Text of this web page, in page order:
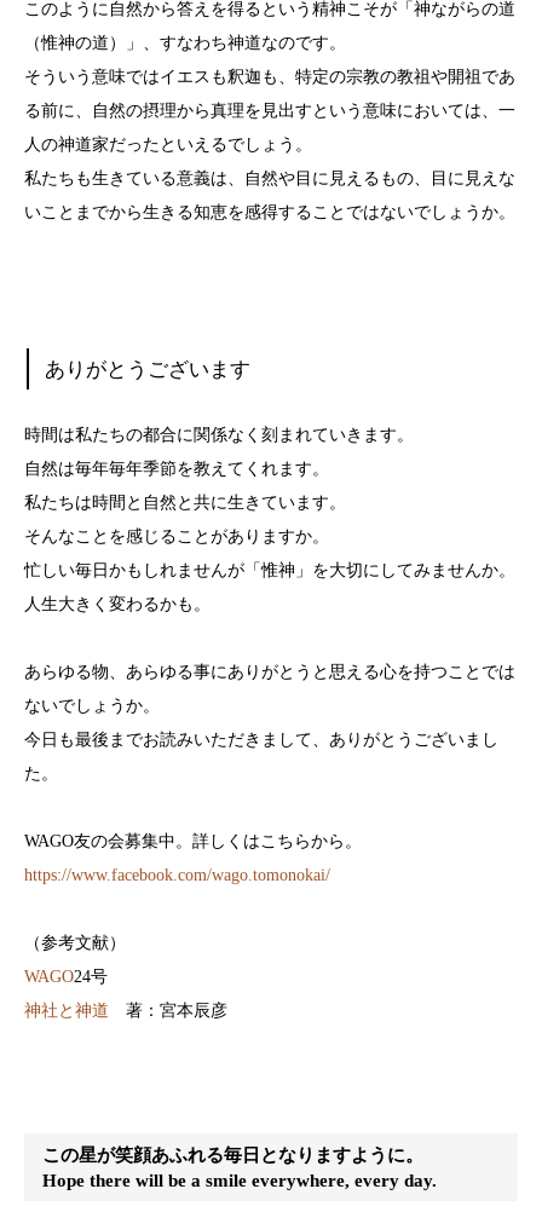
このように自然から答えを得るという精神こそが「神ながらの道
（惟神の道）」、すなわち神道なのです。
そういう意味ではイエスも釈迦も、特定の宗教の教祖や開祖であ
る前に、自然の摂理から真理を見出すという意味においては、一
人の神道家だったといえるでしょう。
私たちも生きている意義は、自然や目に見えるもの、目に見えな
いことまでから生きる知恵を感得することではないでしょうか。
ありがとうございます
時間は私たちの都合に関係なく刻まれていきます。
自然は毎年毎年季節を教えてくれます。
私たちは時間と自然と共に生きています。
そんなことを感じることがありますか。
忙しい毎日かもしれませんが「惟神」を大切にしてみませんか。
人生大きく変わるかも。
あらゆる物、あらゆる事にありがとうと思える心を持つことでは
ないでしょうか。
今日も最後までお読みいただきまして、ありがとうございまし
た。
WAGO友の会募集中。詳しくはこちらから。
https://www.facebook.com/wago.tomonokai/
（参考文献）
WAGO24号
神社と神道 著：宮本辰彦
この星が笑顔あふれる毎日となりますように。
Hope there will be a smile everywhere, every day.